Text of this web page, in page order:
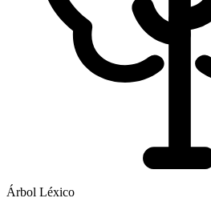
Árbol Léxico